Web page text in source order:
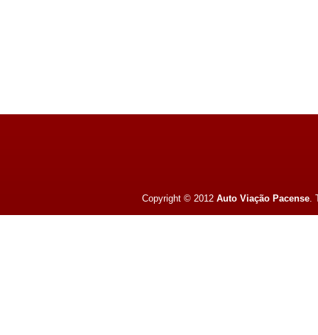
Copyright © 2012 Auto Viação Pacense.